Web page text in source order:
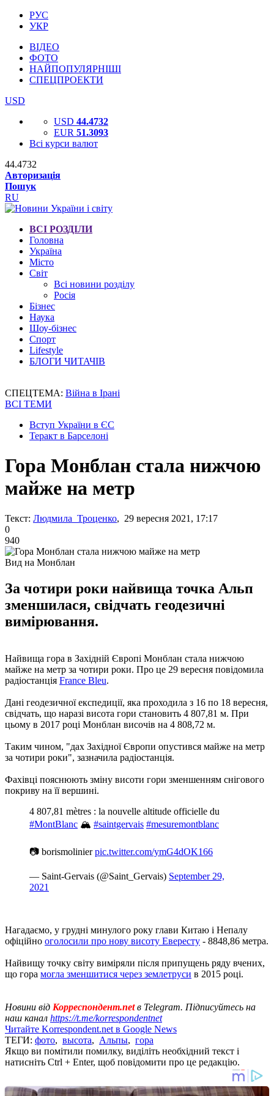
РУС
УКР
ВІДЕО
ФОТО
НАЙПОПУЛЯРНІШІ
СПЕЦПРОЕКТИ
USD
USD 44.4732
EUR 51.3093
Всі курси валют
44.4732
Авторизація
Пошук
RU
ВСІ РОЗДІЛИ
Головна
Україна
Місто
Світ
Всі новини розділу
Росія
Бізнес
Наука
Шоу-бізнес
Спорт
Lifestyle
БЛОГИ ЧИТАЧІВ
СПЕЦТЕМА: Війна в Ірані
ВСІ ТЕМИ
Вступ України в ЄС
Теракт в Барселоні
Гора Монблан стала нижчою
майже на метр
Текст: Людмила Троценко, 29 вересня 2021, 17:17
0
940
Вид на Монблан
За чотири роки найвища точка Альп
зменшилася, свідчать геодезичні
вимірювання.
Найвища гора в Західній Європі Монблан стала нижчою
майже на метр за чотири роки. Про це 29 вересня повідомила
радіостанція France Bleu.
Дані геодезичної експедиції, яка проходила з 16 по 18 вересня,
свідчать, що наразі висота гори становить 4 807,81 м. При
цьому в 2017 році Монблан височів на 4 808,72 м.
Таким чином, "дах Західної Європи опустився майже на метр
за чотири роки", зазначила радіостанція.
Фахівці пояснюють зміну висоти гори зменшенням снігового
покриву на її вершині.
4 807,81 mètres : la nouvelle altitude officielle du
#MontBlanc 🏔 #saintgervais #mesuremontblanc
📷 borismolinierpic.twitter.com/ymG4dOK166
— Saint-Gervais (@Saint_Gervais) September 29,
2021
Нагадаємо, у грудні минулого року глави Китаю і Непалу
офіційно оголосили про нову висоту Евересту - 8848,86 метра.
Найвищу точку світу виміряли після припущень ряду вчених,
що гора могла зменшитися через землетруси в 2015 році.
Новини від Корреспондент.netв Telegram. Підписуйтесь на
наш канал https://t.me/korrespondentnet
Читайте Korrespondent.net в Google News
ТЕГИ: фото, высота, Альпы, гора
Якщо ви помітили помилку, виділіть необхідний текст і
натисніть Ctrl + Enter, щоб повідомити про це редакцію.